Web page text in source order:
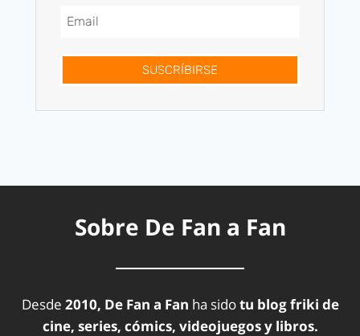
SUSCRÍBIRSE
Sobre De Fan a Fan
Desde 2010, De Fan a Fan ha sidotu blog friki de
cine, series, cómics, videojuegos y libros.